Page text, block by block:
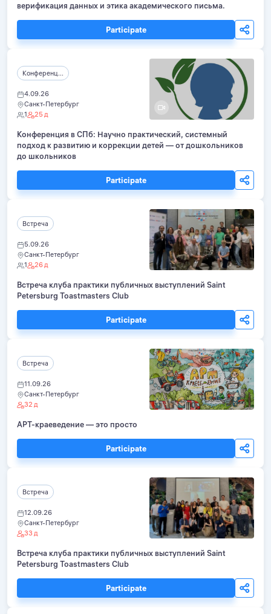
верификация данных и этика академического письма.
Participate
Конференц...
4.09.26
Санкт-Петербург
1
25 д
Конференция в СПб: Научно практический, системный
подход к развитию и коррекции детей — от дошкольников
до школьников
Participate
Встреча
5.09.26
Санкт-Петербург
1
26 д
Встреча клуба практики публичных выступлений Saint
Petersburg Toastmasters Club
Participate
Встреча
11.09.26
Санкт-Петербург
32 д
АРТ-краеведение — это просто
Participate
Встреча
12.09.26
Санкт-Петербург
33 д
Встреча клуба практики публичных выступлений Saint
Petersburg Toastmasters Club
Participate